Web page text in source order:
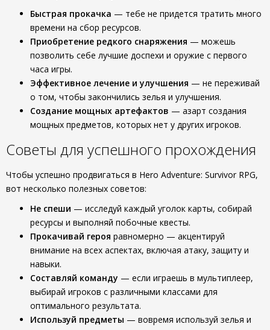
Быстрая прокачка — тебе не придется тратить много
времени на сбор ресурсов.
Приобретение редкого снаряжения — можешь
позволить себе лучшие доспехи и оружие с первого
часа игры.
Эффективное лечение и улучшения — не переживай
о том, чтобы закончились зелья и улучшения.
Создание мощных артефактов — азарт создания
мощных предметов, которых нет у других игроков.
Советы для успешного прохождения
Чтобы успешно продвигаться в Hero Adventure: Survivor RPG,
вот несколько полезных советов:
Не спеши — исследуй каждый уголок карты, собирай
ресурсы и выполняй побочные квесты.
Прокачивай героя равномерно — акцентируй
внимание на всех аспектах, включая атаку, защиту и
навыки.
Составляй команду — если играешь в мультиплеер,
выбирай игроков с различными классами для
оптимального результата.
Используй предметы — вовремя используй зелья и